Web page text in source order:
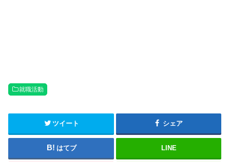
就職活動
ツイート シェア
はてブ LINE